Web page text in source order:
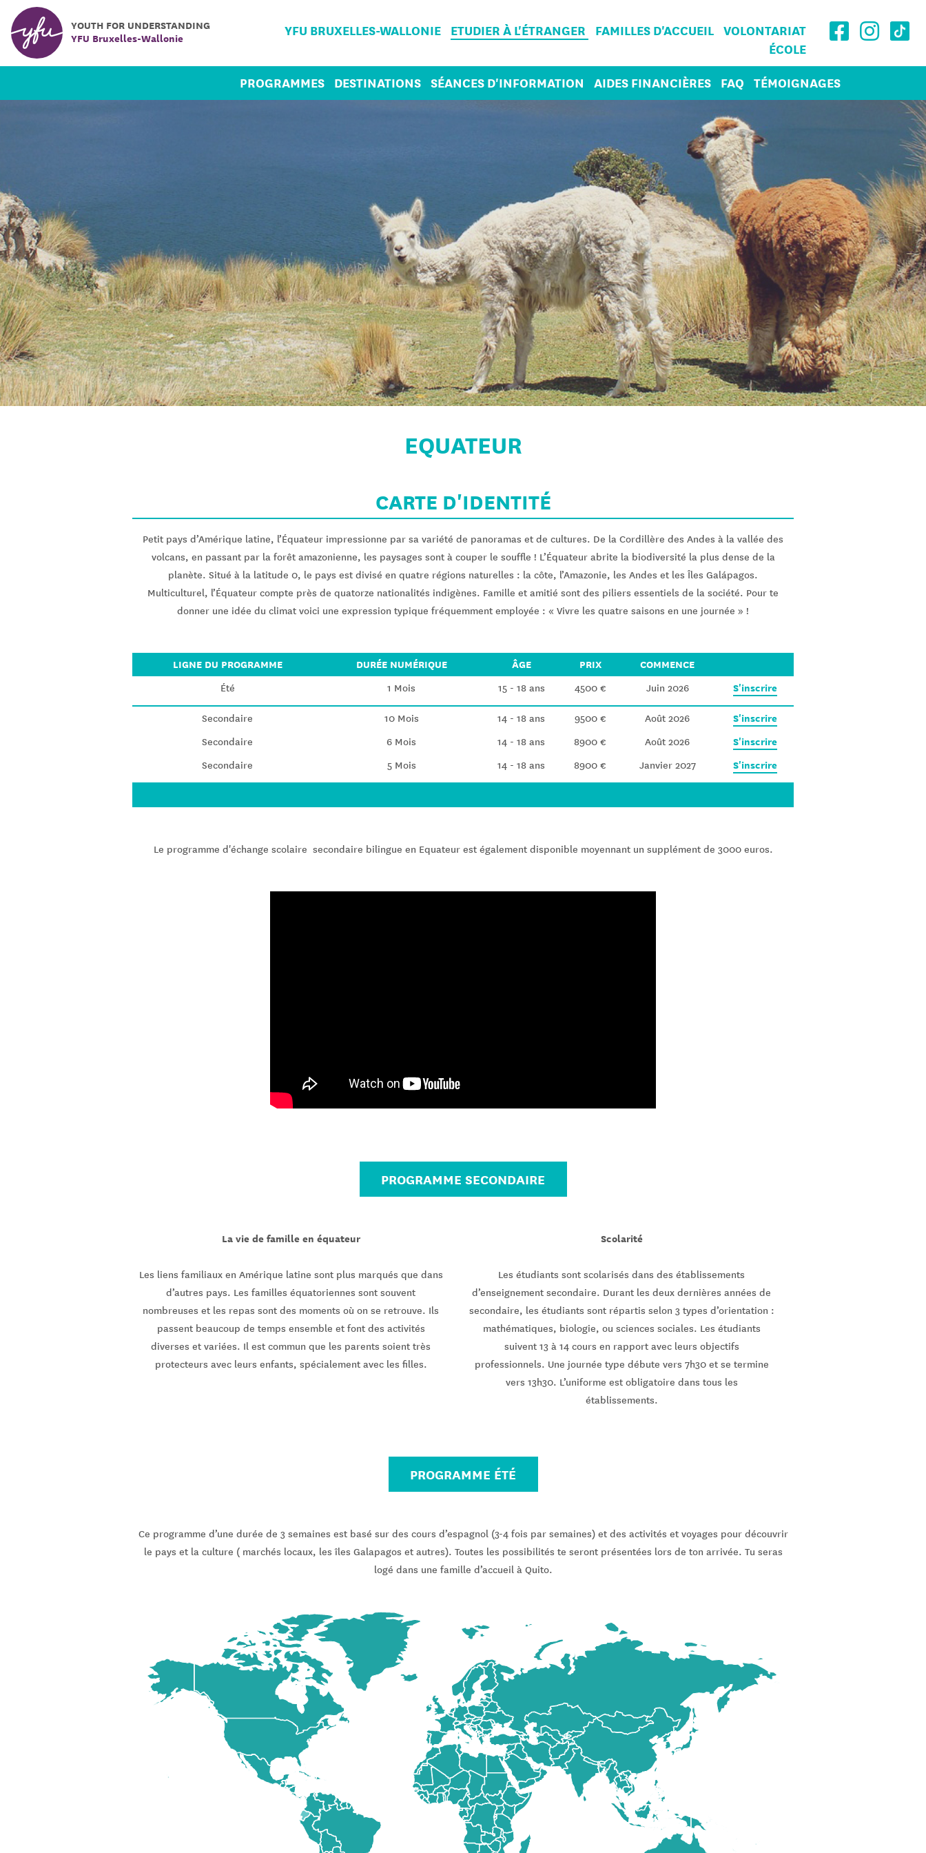
YOUTH FOR UNDERSTANDING
YFU Bruxelles-Wallonie
YFU BRUXELLES-WALLONIE ETUDIER À L'ÉTRANGER FAMILLES D'ACCUEIL
VOLONTARIAT
ÉCOLE
PROGRAMMES DESTINATIONS SÉANCES D'INFORMATION AIDES FINANCIÈRES FAQ TÉMOIGNAGES
EQUATEUR
CARTE D'IDENTITÉ
Petit pays d’Amérique latine, l’Équateur impressionne par sa variété de panoramas et de cultures. De la Cordillère des Andes à la vallée des
volcans, en passant par la forêt amazonienne, les paysages sont à couper le souffle ! L’Équateur abrite la biodiversité la plus dense de la
planète. Situé à la latitude 0, le pays est divisé en quatre régions naturelles : la côte, l’Amazonie, les Andes et les Îles Galápagos.
Multiculturel, l’Équateur compte près de quatorze nationalités indigènes. Famille et amitié sont des piliers essentiels de la société. Pour te
donner une idée du climat voici une expression typique fréquemment employée : « Vivre les quatre saisons en une journée » !
LIGNE DU PROGRAMME DURÉE NUMÉRIQUE ÂGE PRIX COMMENCE
Été 1 Mois 15 - 18 ans 4500 € Juin 2026 S'inscrire
Secondaire 10 Mois 14 - 18 ans 9500 € Août 2026 S'inscrire
Secondaire 6 Mois 14 - 18 ans 8900 € Août 2026 S'inscrire
Secondaire 5 Mois 14 - 18 ans 8900 € Janvier 2027 S'inscrire
Le programme d'échange scolaire secondaire bilingue en Equateur est également disponible moyennant un supplément de 3000 euros.
PROGRAMME SECONDAIRE
La vie de famille en équateur
Les liens familiaux en Amérique latine sont plus marqués que dans
d’autres pays. Les familles équatoriennes sont souvent
nombreuses et les repas sont des moments où on se retrouve. Ils
passent beaucoup de temps ensemble et font des activités
diverses et variées. Il est commun que les parents soient très
protecteurs avec leurs enfants, spécialement avec les filles.
Scolarité
Les étudiants sont scolarisés dans des établissements
d’enseignement secondaire. Durant les deux dernières années de
secondaire, les étudiants sont répartis selon 3 types d’orientation :
mathématiques, biologie, ou sciences sociales. Les étudiants
suivent 13 à 14 cours en rapport avec leurs objectifs
professionnels. Une journée type débute vers 7h30 et se termine
vers 13h30. L’uniforme est obligatoire dans tous les
établissements.
PROGRAMME ÉTÉ
Ce programme d’une durée de 3 semaines est basé sur des cours d’espagnol (3-4 fois par semaines) et des activités et voyages pour découvrir
le pays et la culture ( marchés locaux, les îles Galapagos et autres). Toutes les possibilités te seront présentées lors de ton arrivée. Tu seras
logé dans une famille d’accueil à Quito.